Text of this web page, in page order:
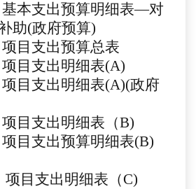
基本支出预算明细表—对
助(政府预算)
项目支出预算总表
项目支出明细表(A)
项目支出明细表(A)(政府
项目支出明细表（B)
项目支出预算明细表(B)
项目支出明细表（C)